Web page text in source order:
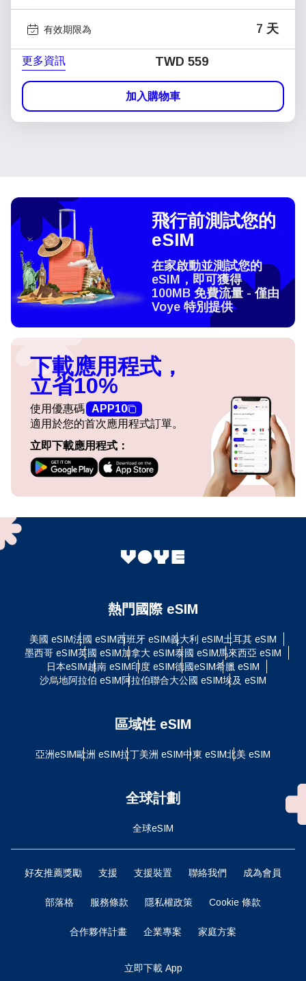
有效期限為 7 天
更多資訊 TWD 559
加入購物車
飛行前測試您的
eSIM
在家啟動並測試您的
eSIM，即可獲得
100MB 免費流量 - 僅由
Voye 特別提供
下載應用程式，
立省10%
使用優惠碼 APP10
適用於您的首次應用程式訂單。
立即下載應用程式：
熱門國際 eSIM
美國 eSIM法國 eSIM西班牙 eSIM義大利 eSIM土耳其 eSIM
墨西哥 eSIM英國 eSIM加拿大 eSIM泰國 eSIM馬來西亞 eSIM
日本eSIM越南 eSIM印度 eSIM德國eSIM希臘 eSIM
沙烏地阿拉伯 eSIM阿拉伯聯合大公國 eSIM埃及 eSIM
區域性 eSIM
亞洲eSIM歐洲 eSIM拉丁美洲 eSIM中東 eSIM北美 eSIM
全球計劃
全球eSIM
好友推薦獎勵 支援 支援裝置 聯絡我們 成為會員
部落格 服務條款 隱私權政策 Cookie 條款
合作夥伴計畫 企業專案 家庭方案
立即下載 App